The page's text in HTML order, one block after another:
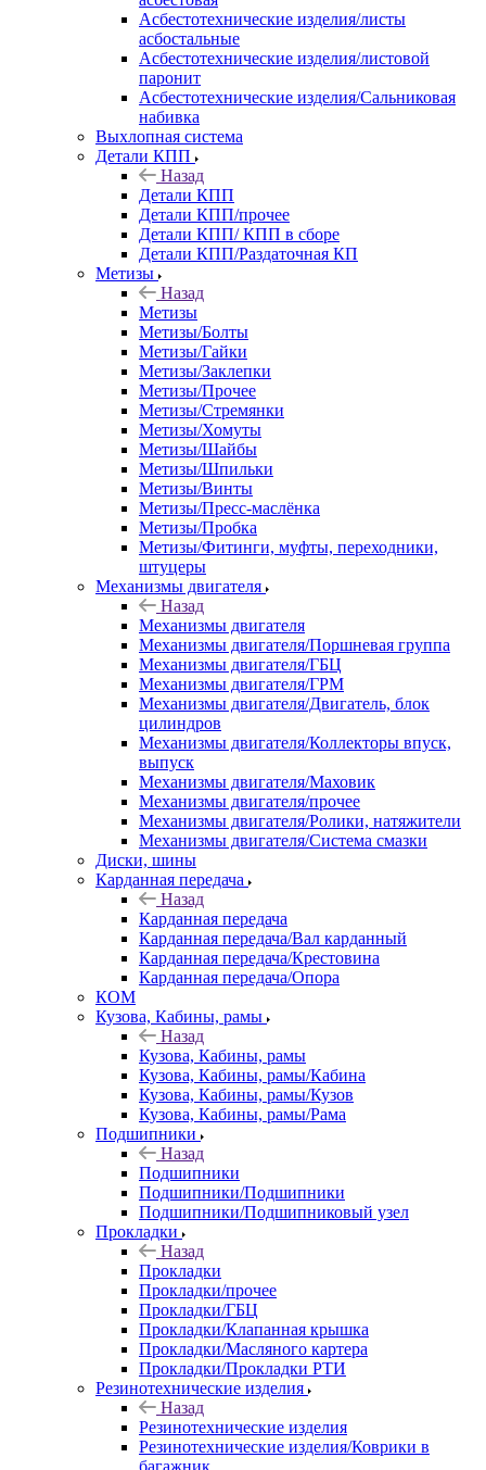
Асбестотехнические изделия/листы
асбостальные
Асбестотехнические изделия/листовой
паронит
Асбестотехнические изделия/Сальниковая
набивка
Выхлопная система
Детали КПП
Назад
Детали КПП
Детали КПП/прочее
Детали КПП/ КПП в сборе
Детали КПП/Раздаточная КП
Метизы
Назад
Метизы
Метизы/Болты
Метизы/Гайки
Метизы/Заклепки
Метизы/Прочее
Метизы/Стремянки
Метизы/Хомуты
Метизы/Шайбы
Метизы/Шпильки
Метизы/Винты
Метизы/Пресс-маслёнка
Метизы/Пробка
Метизы/Фитинги, муфты, переходники,
штуцеры
Механизмы двигателя
Назад
Механизмы двигателя
Механизмы двигателя/Поршневая группа
Механизмы двигателя/ГБЦ
Механизмы двигателя/ГРМ
Механизмы двигателя/Двигатель, блок
цилиндров
Механизмы двигателя/Коллекторы впуск,
выпуск
Механизмы двигателя/Маховик
Механизмы двигателя/прочее
Механизмы двигателя/Ролики, натяжители
Механизмы двигателя/Система смазки
Диски, шины
Карданная передача
Назад
Карданная передача
Карданная передача/Вал карданный
Карданная передача/Крестовина
Карданная передача/Опора
КОМ
Кузова, Кабины, рамы
Назад
Кузова, Кабины, рамы
Кузова, Кабины, рамы/Кабина
Кузова, Кабины, рамы/Кузов
Кузова, Кабины, рамы/Рама
Подшипники
Назад
Подшипники
Подшипники/Подшипники
Подшипники/Подшипниковый узел
Прокладки
Назад
Прокладки
Прокладки/прочее
Прокладки/ГБЦ
Прокладки/Клапанная крышка
Прокладки/Масляного картера
Прокладки/Прокладки РТИ
Резинотехнические изделия
Назад
Резинотехнические изделия
Резинотехнические изделия/Коврики в
багажник